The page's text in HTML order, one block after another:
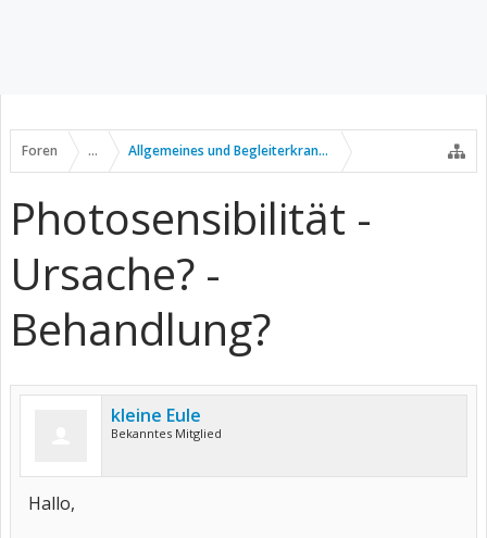
Foren ... Allgemeines und Begleiterkrankungen
Photosensibilität -
Ursache? -
Behandlung?
kleine Eule
Bekanntes Mitglied
Hallo,